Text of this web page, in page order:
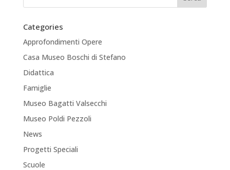
Categories
Approfondimenti Opere
Casa Museo Boschi di Stefano
Didattica
Famiglie
Museo Bagatti Valsecchi
Museo Poldi Pezzoli
News
Progetti Speciali
Scuole